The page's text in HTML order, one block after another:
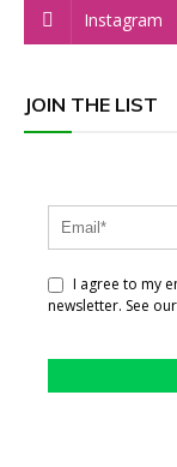
Instagram
JOIN THE LIST
I agree to my
newsletter. See